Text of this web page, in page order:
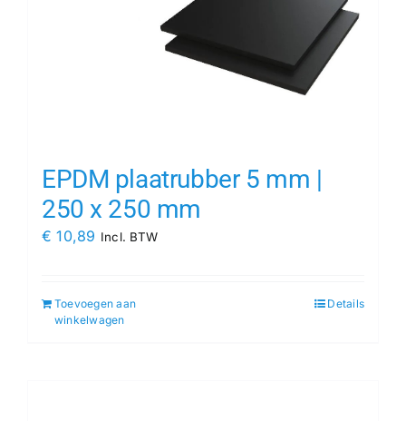
EPDM plaatrubber 5 mm |
250 x 250 mm
€ 10,89 Incl. BTW
Toevoegen aan
winkelwagen
Details